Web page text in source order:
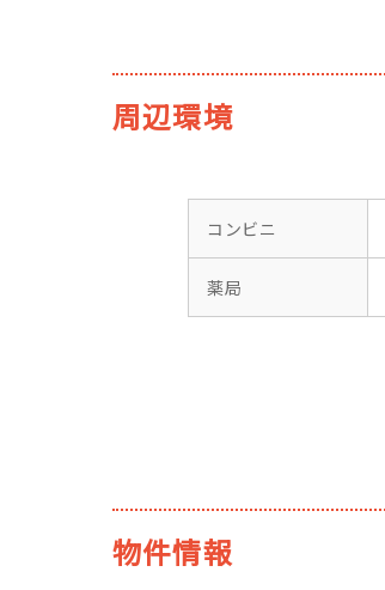
周辺環境
コンビニ
薬局
物件情報